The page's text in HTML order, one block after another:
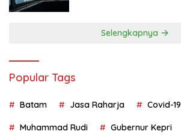
Selengkapnya
Popular Tags
Batam Jasa Raharja Covid-19
Muhammad Rudi Gubernur Kepri